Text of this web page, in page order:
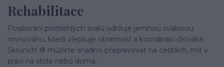
Rehabilitace
Posilování protilehlých svalů udržuje jemnou svalovou
rovnováhu, která zlepšuje obratnost a koordinaci člověka.
Skrunch! ® můžete snadno přepravovat na cestách, mít v
práci na stole nebo doma.